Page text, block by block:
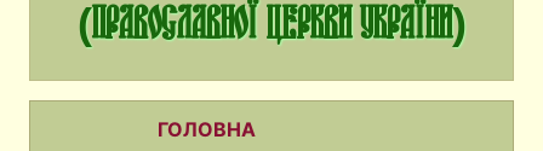
(Православної Церкви України)
ГОЛОВНА